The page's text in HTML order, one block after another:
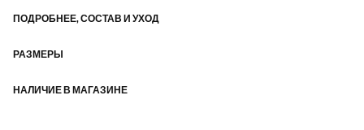
ПОДРОБНЕЕ, СОСТАВ И УХОД
РАЗМЕРЫ
НАЛИЧИЕ В МАГАЗИНЕ